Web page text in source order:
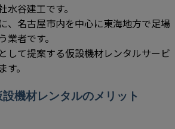
水谷建工です。
、名古屋市内を中心に東海地方で足場
者です。
して提案する仮設機材レンタルサービ
。
機材レンタルのメリット